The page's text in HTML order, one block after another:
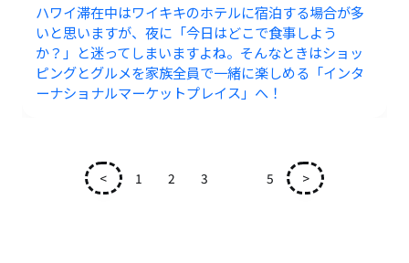
ハワイ滞在中はワイキキのホテルに宿泊する場合が多
いと思いますが、夜に「今日はどこで食事しよう
か？」と迷ってしまいますよね。そんなときはショッ
ピングとグルメを家族全員で一緒に楽しめる「インタ
ーナショナルマーケットプレイス」へ！
< 1 2 3 5 >